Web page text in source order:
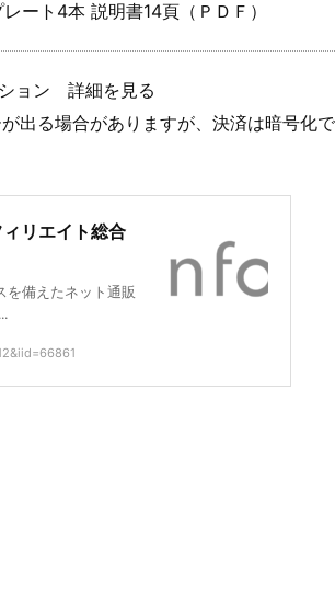
ート4本 説明書14頁（ＰＤＦ）
ション 詳細を見る
出る場合がありますが、決済は暗号化
リエイト総合
を備えたネット通販